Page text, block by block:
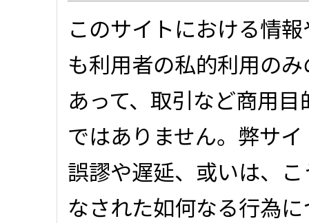
このサイトにおける情
も利用者の私的利用の
あって、取引など商用
ではありません。弊サ
誤謬や遅延、或いは、
なされた如何なる行為